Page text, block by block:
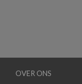
OVER ONS